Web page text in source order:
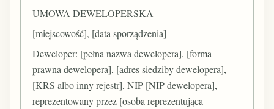
UMOWA DEWELOPERSKA
[miejscowość], [data sporządzenia]
Deweloper: [pełna nazwa dewelopera], [forma
prawna dewelopera], [adres siedziby dewelopera],
[KRS albo inny rejestr], NIP [NIP dewelopera],
reprezentowany przez [osoba reprezentująca